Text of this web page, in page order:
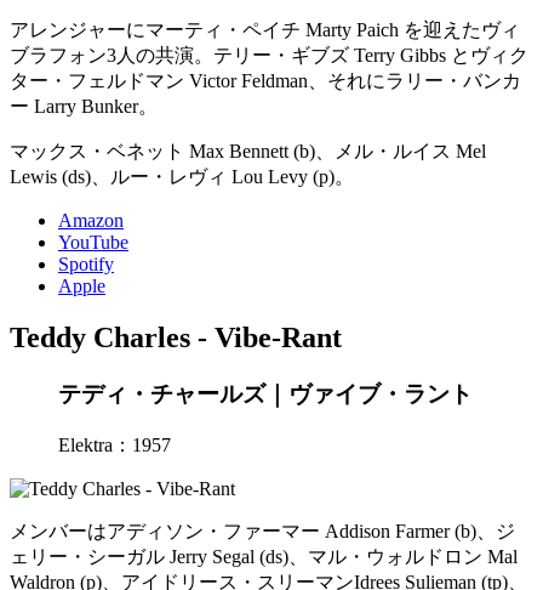
アレンジャーにマーティ・ペイチ Marty Paich を迎えたヴィ
ブラフォン3人の共演。テリー・ギブズ Terry Gibbs とヴィク
ター・フェルドマン Victor Feldman、それにラリー・バンカ
ー Larry Bunker。
マックス・ベネット Max Bennett (b)、メル・ルイス Mel
Lewis (ds)、ルー・レヴィ Lou Levy (p)。
Amazon
YouTube
Spotify
Apple
Teddy Charles - Vibe-Rant
テディ・チャールズ｜ヴァイブ・ラント
Elektra：1957
メンバーはアディソン・ファーマー Addison Farmer (b)、ジ
ェリー・シーガル Jerry Segal (ds)、マル・ウォルドロン Mal
Waldron (p)、アイドリース・スリーマンIdrees Sulieman (tp)、